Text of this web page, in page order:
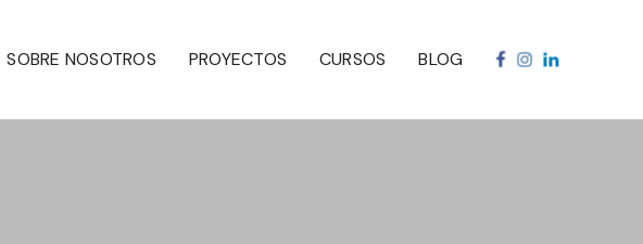
SOBRE NOSOTROS PROYECTOS CURSOS BLOG